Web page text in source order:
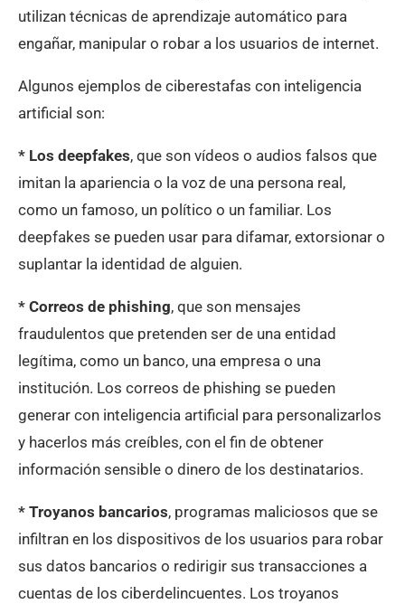
utilizan técnicas de aprendizaje automático para
engañar, manipular o robar a los usuarios de internet.
Algunos ejemplos de ciberestafas con inteligencia
artificial son:
* Los deepfakes, que son vídeos o audios falsos que
imitan la apariencia o la voz de una persona real,
como un famoso, un político o un familiar. Los
deepfakes se pueden usar para difamar, extorsionar o
suplantar la identidad de alguien.
* Correos de phishing, que son mensajes
fraudulentos que pretenden ser de una entidad
legítima, como un banco, una empresa o una
institución. Los correos de phishing se pueden
generar con inteligencia artificial para personalizarlos
y hacerlos más creíbles, con el fin de obtener
información sensible o dinero de los destinatarios.
* Troyanos bancarios, programas maliciosos que se
infiltran en los dispositivos de los usuarios para robar
sus datos bancarios o redirigir sus transacciones a
cuentas de los ciberdelincuentes. Los troyanos